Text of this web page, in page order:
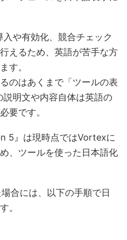
や有効化、競合チェック
えるため、英語が苦手な方
す。
のはあくまで「ツールの表
明文や内容自体は英語の
要です。
5』は現時点ではVortexに
、ツールを使った日本語化
合には、以下の手順で日
。